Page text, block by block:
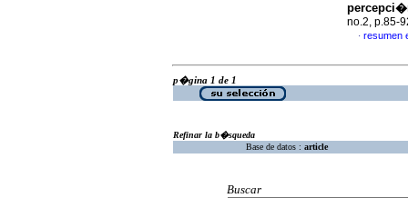
no.2, p.85-
· resumen
p�gina 1 de 1
Refinar la b�squeda
Base de datos : article
Buscar